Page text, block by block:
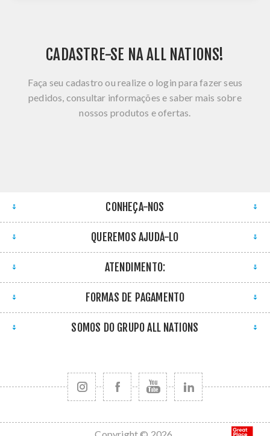
CADASTRE-SE NA ALL NATIONS!
Faça seu cadastro ou realize o login para fazer seus
pedidos, consultar informações e saber mais sobre
nossos produtos e ofertas.
CONHEÇA-NOS
QUEREMOS AJUDÁ-LO
ATENDIMENTO:
FORMAS DE PAGAMENTO
SOMOS DO GRUPO ALL NATIONS